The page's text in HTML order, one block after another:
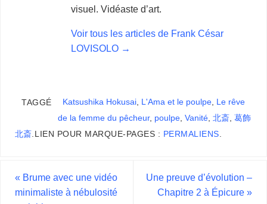
visuel. Vidéaste d’art.
Voir tous les articles de Frank César
LOVISOLO →
TAGGÉ Katsushika Hokusai, L'Ama et le poulpe, Le rêve
de la femme du pêcheur, poulpe, Vanité, 北斎, 葛飾
北斎 LIEN POUR MARQUE-PAGES : PERMALIENS
« Brume avec une vidéo
minimaliste à nébulosité
Une preuve d’évolution –
Chapitre 2 à Épicure »